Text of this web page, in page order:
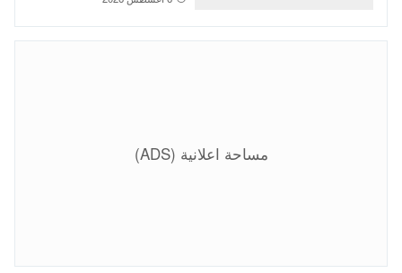
مساحة اعلانية (ADS)